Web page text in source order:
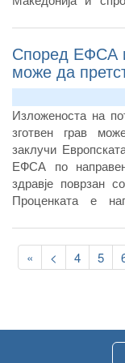
Според ЕФСА
може да
Изложеноста на
зготвен грав
заклучи
ЕФСА по
здравје поврзан
Проценката е
преку храна, а се
недоволно
потрошувачите,
Pagination
First
page
«
Previous
page
< Page
4 Page
5